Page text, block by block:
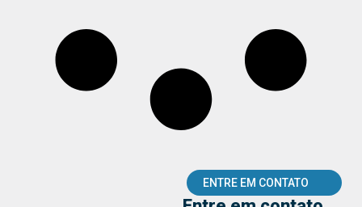
ENTRE EM CONTATO